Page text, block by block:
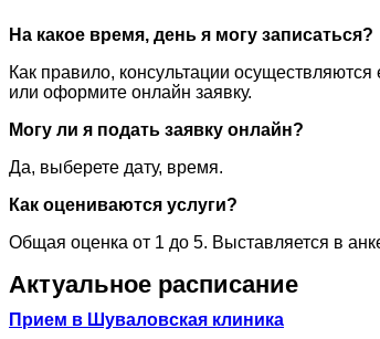
На какое время, день я могу записаться?
Как правило, консультации
или оформите онлайн заявку.
Могу ли я подать заявку онлайн?
Да, выберете дату, время.
Как оцениваются услуги?
Общая оценка от 1 до 5. Выставляется в
Актуальное расписание
Прием в Шуваловская клиника